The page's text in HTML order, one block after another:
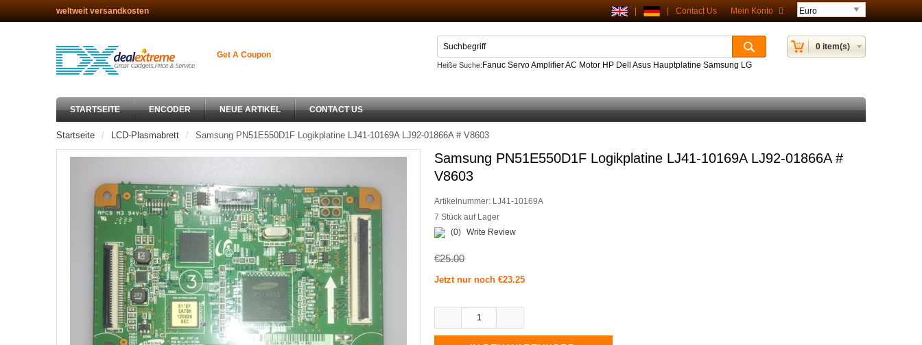
weltweit versandkosten Mein Konto
Contact Us
Get A Coupon
0 item(s)
Heiße Suche: Fanuc Servo Amplifier AC Motor HP Dell Asus Hauptplatine Samsung LG
STARTSEITE ENCODER NEUE ARTIKEL CONTACT US
Startseite LCD-Plasmabrett Samsung PN51E550D1F Logikplatine LJ41-10169A LJ92-01866A # V8603
Samsung PN51E550D1F Logikplatine LJ41-10169A LJ92-01866A #
V8603
Artikelnummer: LJ41-10169A
7 Stück auf Lager
(0) Write Review
€25.00
Jetzt nur noch €23.25